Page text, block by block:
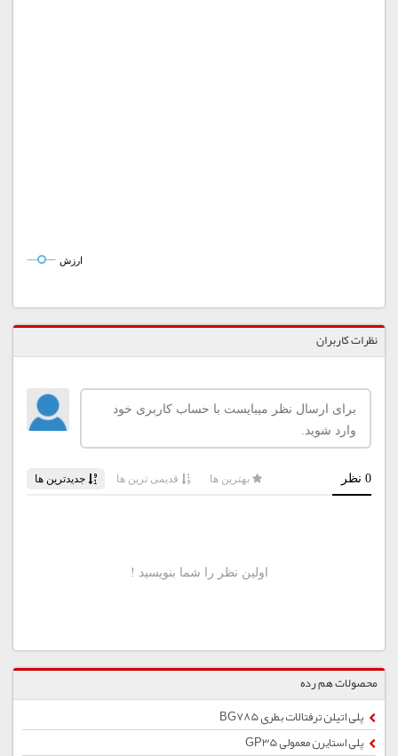
ارزش
نظرات کاربران
محصولات هم رده
پلی اتیلن ترفتالات بطری BG785
پلی استایرن معمولی GP35